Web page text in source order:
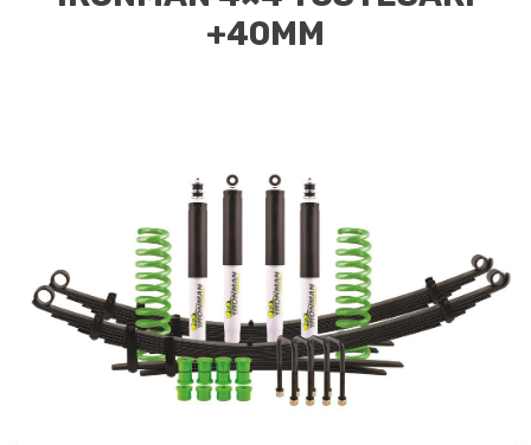
+40MM